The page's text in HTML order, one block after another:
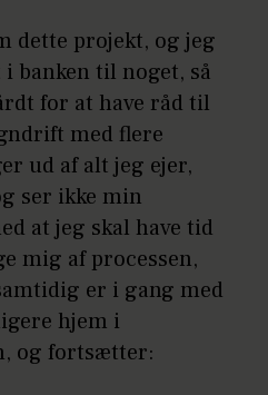
dette projekt, og jeg
banken til noget, så
for at have råd til
med flere
ud af alt jeg ejer,
ser ikke min
at jeg skal have tid
mig af processen,
er i gang med
hjem i
og fortsætter: